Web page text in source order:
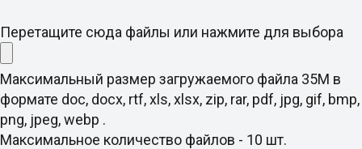
Перетащите сюда файлы или нажмите для выбора
Максимальный размер загружаемого файла 35M в
формате doc, docx, rtf, xls, xlsx, zip, rar, pdf, jpg, gif, bmp,
png, jpeg, webp .
Максимальное количество файлов - 10 шт.